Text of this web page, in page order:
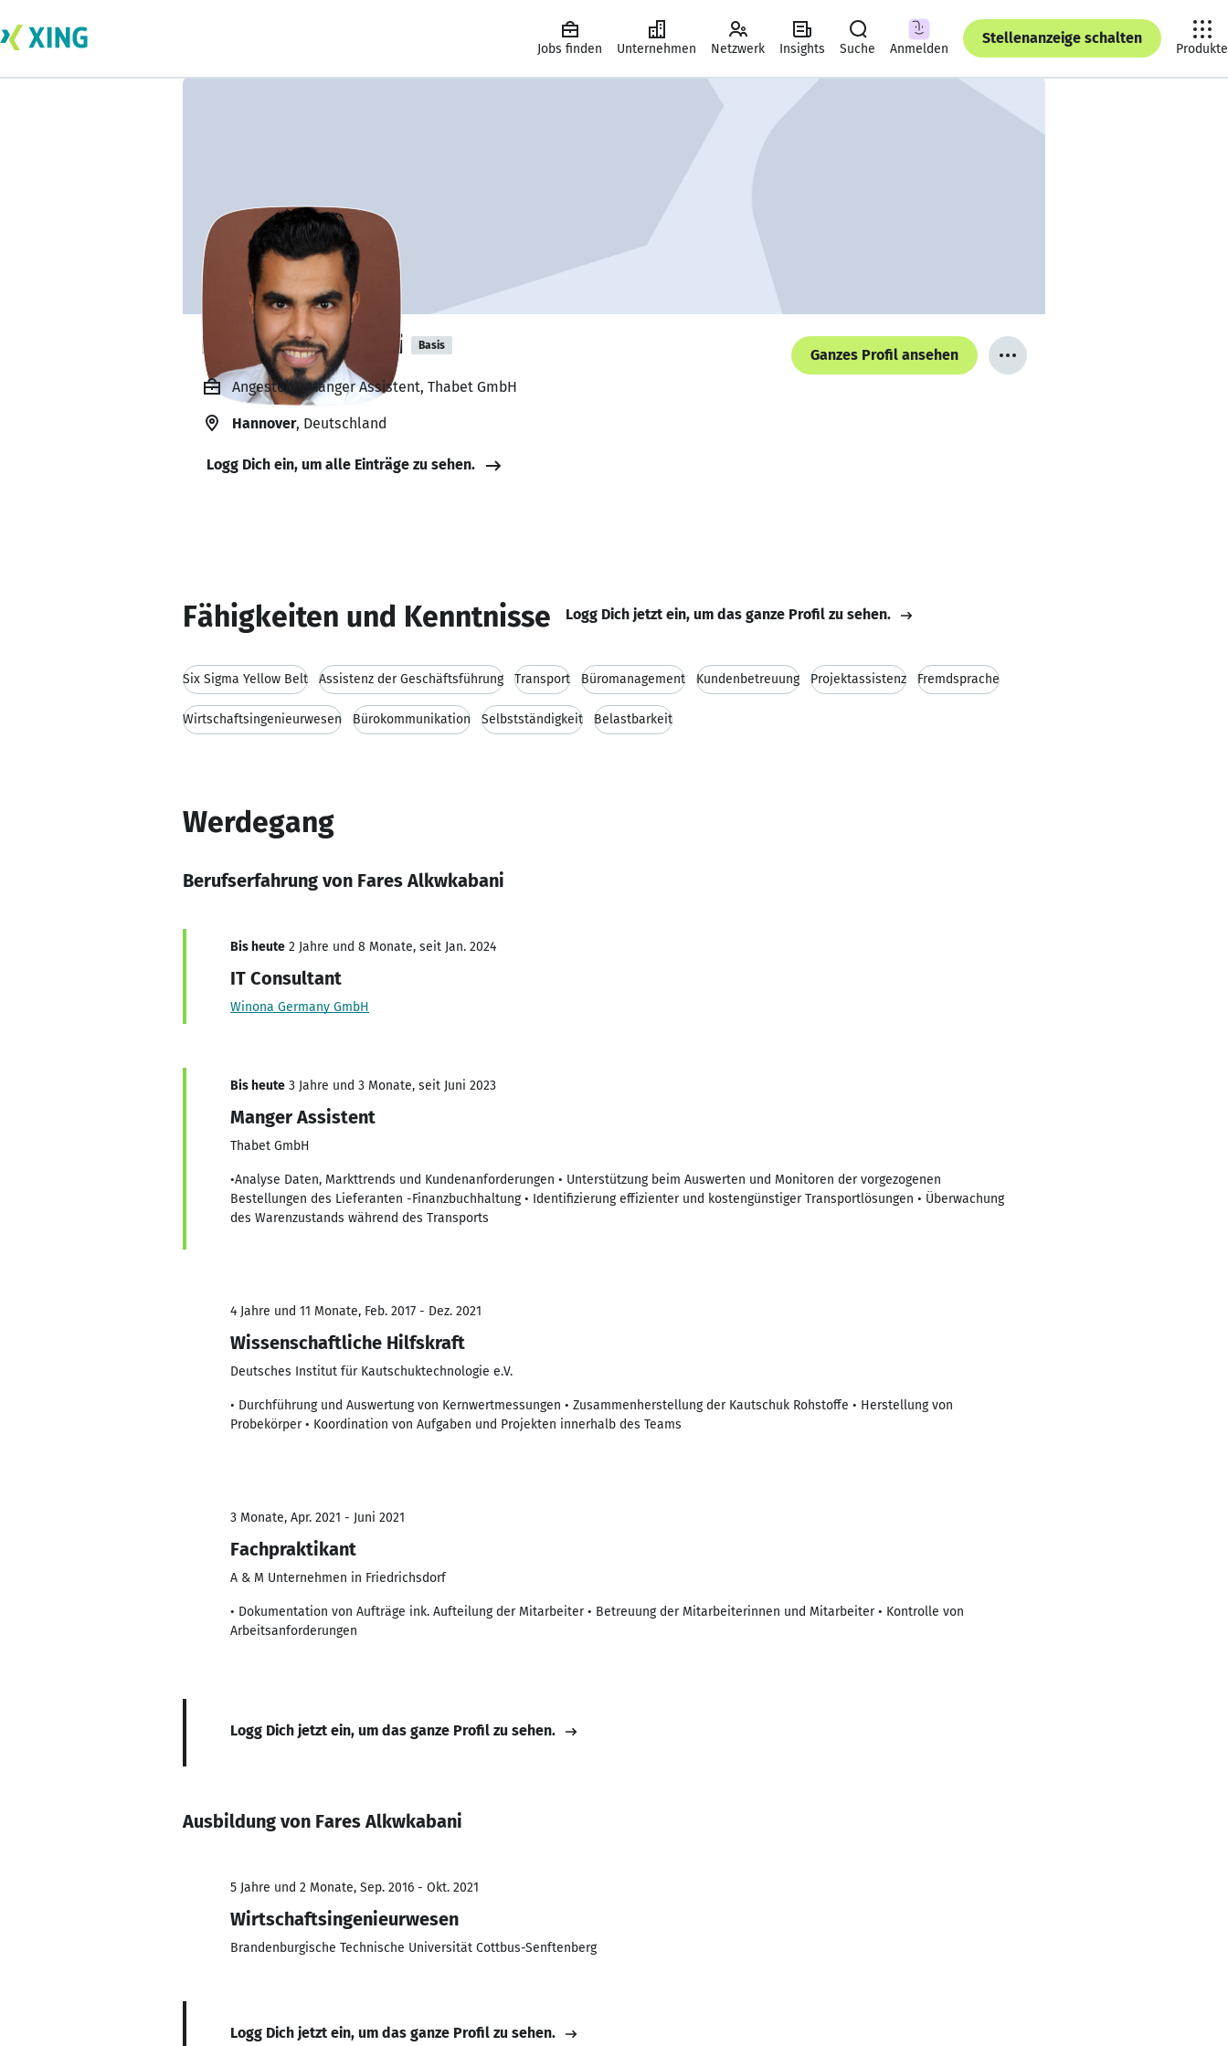
Jobs finden Unternehmen Netzwerk Insights Suche Anmelden
Stellenanzeige schalten
Produkte
Fares Alkwkabani Basis
Ganzes Profil ansehen
Angestellt, Manger Assistent, Thabet GmbH
Hannover, Deutschland
Logg Dich ein, um alle Einträge zu sehen.
Fähigkeiten und Kenntnisse Logg Dich jetzt ein, um das ganze Profil zu sehen.
Six Sigma Yellow Belt Assistenz der Geschäftsführung Transport Büromanagement Kundenbetreuung Projektassistenz Fremdsprache
Wirtschaftsingenieurwesen Bürokommunikation Selbstständigkeit Belastbarkeit
Werdegang
Berufserfahrung von Fares Alkwkabani
Bis heute 2 Jahre und 8 Monate, seit Jan. 2024
IT Consultant
Winona Germany GmbH
Bis heute 3 Jahre und 3 Monate, seit Juni 2023
Manger Assistent
Thabet GmbH
•Analyse Daten, Markttrends und Kundenanforderungen • Unterstützung beim Auswerten und Monitoren der vorgezogenen
Bestellungen des Lieferanten -Finanzbuchhaltung • Identifizierung effizienter und kostengünstiger Transportlösungen • Überwachung
des Warenzustands während des Transports
4 Jahre und 11 Monate, Feb. 2017 - Dez. 2021
Wissenschaftliche Hilfskraft
Deutsches Institut für Kautschuktechnologie e.V.
• Durchführung und Auswertung von Kernwertmessungen • Zusammenherstellung der Kautschuk Rohstoffe • Herstellung von
Probekörper • Koordination von Aufgaben und Projekten innerhalb des Teams
3 Monate, Apr. 2021 - Juni 2021
Fachpraktikant
A & M Unternehmen in Friedrichsdorf
• Dokumentation von Aufträge ink. Aufteilung der Mitarbeiter • Betreuung der Mitarbeiterinnen und Mitarbeiter • Kontrolle von
Arbeitsanforderungen
Logg Dich jetzt ein, um das ganze Profil zu sehen.
Ausbildung von Fares Alkwkabani
5 Jahre und 2 Monate, Sep. 2016 - Okt. 2021
Wirtschaftsingenieurwesen
Brandenburgische Technische Universität Cottbus-Senftenberg
Logg Dich jetzt ein, um das ganze Profil zu sehen.